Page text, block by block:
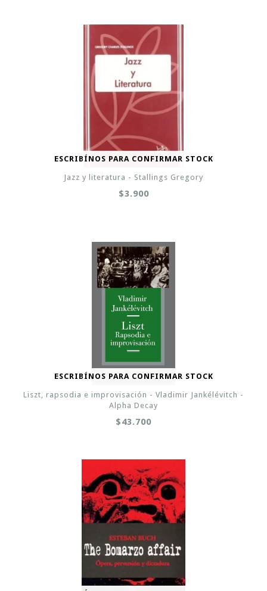
ESCRIBÍNOS PARA CONFIRMAR STOCK
Jazz y literatura - Stallings Gregory
$3.900
ESCRIBÍNOS PARA CONFIRMAR STOCK
Liszt, rapsodia e improvisación - Vladimir Jankélévitch -
Alpha Decay
$43.700